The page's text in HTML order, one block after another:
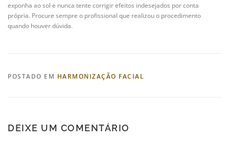
exponha ao sol e nunca tente corrigir efeitos indesejados por conta
própria. Procure sempre o profissional que realizou o procedimento
quando houver dúvida.
POSTADO EM HARMONIZAÇÃO FACIAL
DEIXE UM COMENTÁRIO